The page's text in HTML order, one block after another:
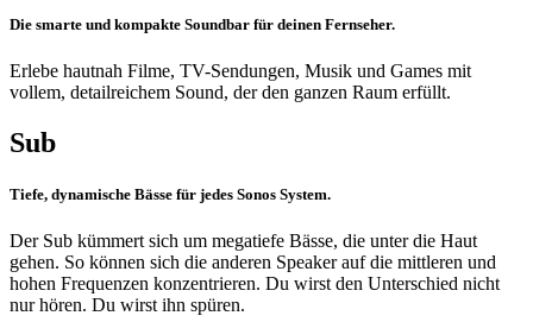
Die smarte und kompakte Soundbar für deinen Fernseher.
Erlebe hautnah Filme, TV-Sendungen, Musik und Games mit
vollem, detailreichem Sound, der den ganzen Raum erfüllt.
Sub
Tiefe, dynamische Bässe für jedes Sonos System.
Der Sub kümmert sich um megatiefe Bässe, die unter die Haut
gehen. So können sich die anderen Speaker auf die mittleren und
hohen Frequenzen konzentrieren. Du wirst den Unterschied nicht
nur hören. Du wirst ihn spüren.